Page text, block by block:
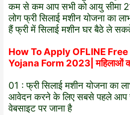
कम से कम आप सभी को आयु सीमा 21
लोग फ्री सिलाई मशीन योजना का
हैं फ्री में सिलाई मशीन घर बैठे ले
How To Apply OFLINE
Yojana Form 2023| महिलाओं
01 : फ्री सिलाई मशीन योजना का
आवेदन करने के लिए सबसे पहले आप
वेबसाइट पर जाना है